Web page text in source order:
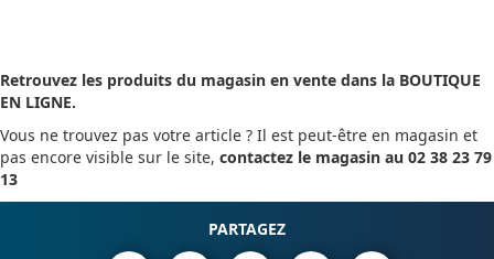
Retrouvez les produits du magasin en vente dans la BOUTIQUE
EN LIGNE.
Vous ne trouvez pas votre article ? Il est peut-être en magasin et
pas encore visible sur le site, contactez le magasin au 02 38 23 79
13
PARTAGEZ